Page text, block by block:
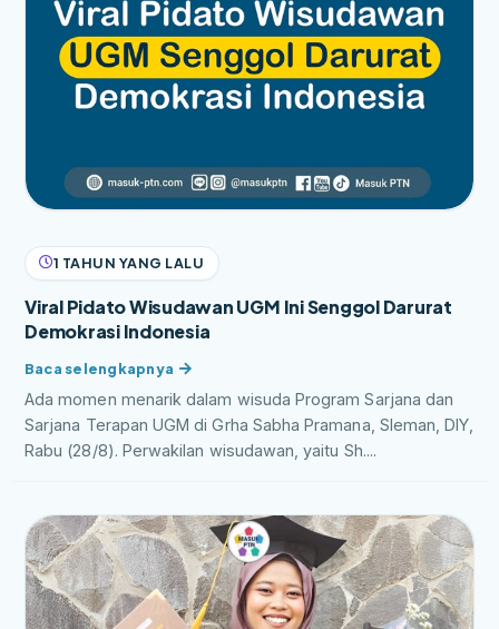
1 TAHUN YANG LALU
Viral Pidato Wisudawan UGM Ini Senggol Darurat
Demokrasi Indonesia
Ada momen menarik dalam wisuda Program Sarjana dan
Sarjana Terapan UGM di Grha Sabha Pramana, Sleman, DIY,
Rabu (28/8). Perwakilan wisudawan, yaitu Sh....